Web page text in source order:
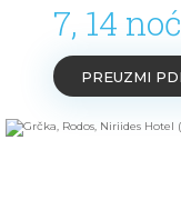
7, 14
PREUZMI